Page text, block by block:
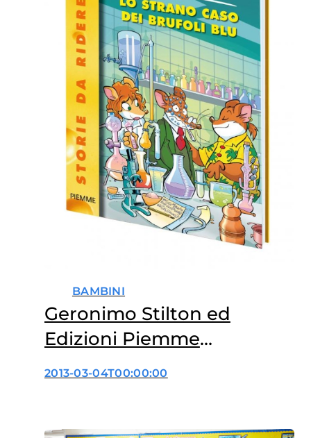
BAMBINI
Geronimo Stilton ed
Edizioni Piemme
sostengono la Fondazione
2013-03-04T00:00:00